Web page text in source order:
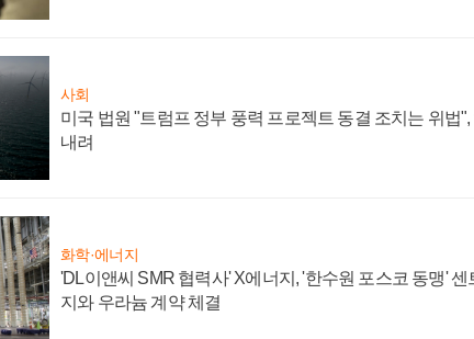
사회
미국 법원 "트럼프 정부 풍력 프로젝트 동결 조치는 위법",
내려
화학·에너지
'DL이앤씨 SMR 협력사' X에너지, '한수원 포스코 동맹' 센
지와 우라늄 계약 체결